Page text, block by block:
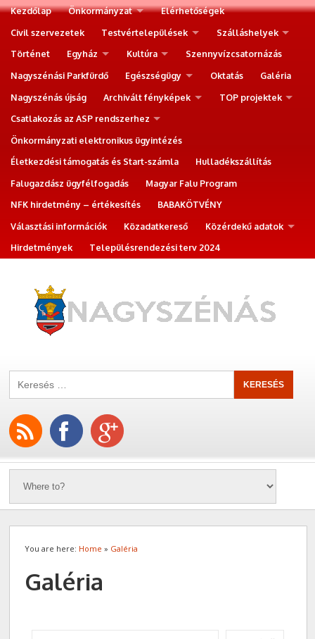
Kezdőlap Önkormányzat
Elérhetőségek
Civil szervezetek
Testvértelepülések
Szálláshelyek
Történet
Egyház Kultúra
Szennyvízcsatornázás
Nagyszénási Parkfürdő
Egészségügy Oktatás
Galéria
Nagyszénás újság
Archivált fényképek
TOP projektek
Csatlakozás az ASP rendszerhez
Önkormányzati elektronikus ügyintézés
Életkezdési támogatás és Start-számla
Hulladékszállítás
Falugazdász ügyfélfogadás
Magyar Falu Program
NFK hirdetmény – értékesítés
BABAKÖTVÉNY
Választási információk
Közadatkereső
Közérdekű adatok
Hirdetmények
Településrendezési terv 2024
You are here: Home » Galéria
Galéria